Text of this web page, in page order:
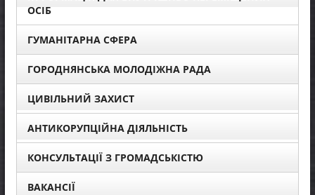
ОСІБ
ГУМАНІТАРНА СФЕРА
ГОРОДНЯНСЬКА МОЛОДІЖНА РАДА
ЦИВІЛЬНИЙ ЗАХИСТ
АНТИКОРУПЦІЙНА ДІЯЛЬНІСТЬ
КОНСУЛЬТАЦІЇ З ГРОМАДСЬКІСТЮ
ВАКАНСІЇ